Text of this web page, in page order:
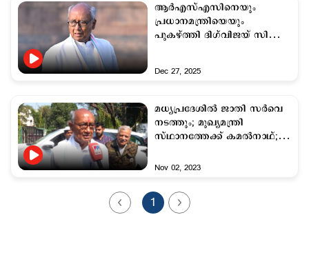
ആര്‍എസ്എസിനെയും
പ്രധാനമന്ത്രിയെയും
പുകഴ്ത്തി ദിഗ്‌വിജയ് സിങ്ങ്;
Dec 27, 2025
മധ്യപ്രദേശില്‍ ജാതി സര്‍വെ
നടത്തും; മുഖ്യമന്ത്രി
സ്ഥാനത്തേക്ക് കമല്‍നാഥ്;
Nov 02, 2023
1